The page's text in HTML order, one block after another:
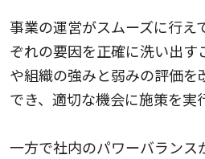
事業の運営がスムーズに行え
ぞれの要因を正確に洗い出す
や組織の強みと弱みの評価
でき、適切な機会に施策を実
一方で社内のパワーバランス